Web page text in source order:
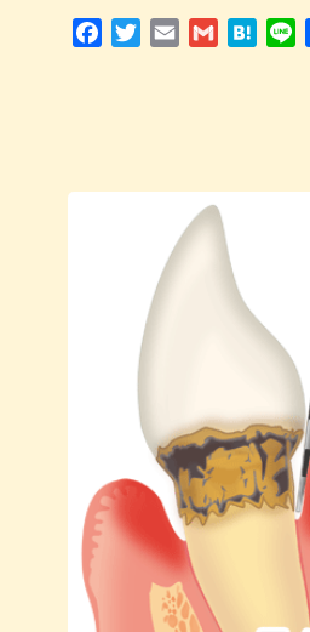
Facebook
TwitterEmail Gmail